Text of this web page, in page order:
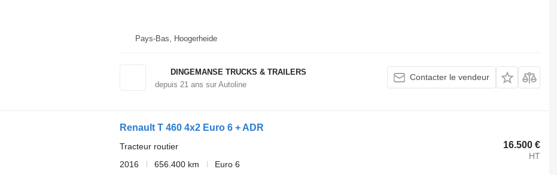
Pays-Bas, Hoogerheide
DINGEMANSE TRUCKS & TRAILERS
depuis 21 ans sur Autoline
Contacter le vendeur
Renault T 460 4x2 Euro 6 + ADR
16.500 €
HT
Tracteur routier
2016
656.400 km
Euro 6